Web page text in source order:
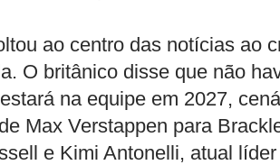
ao centro das notícias ao
O britânico disse que não
na equipe em 2027,
Max Verstappen para
e Kimi Antonelli, atual